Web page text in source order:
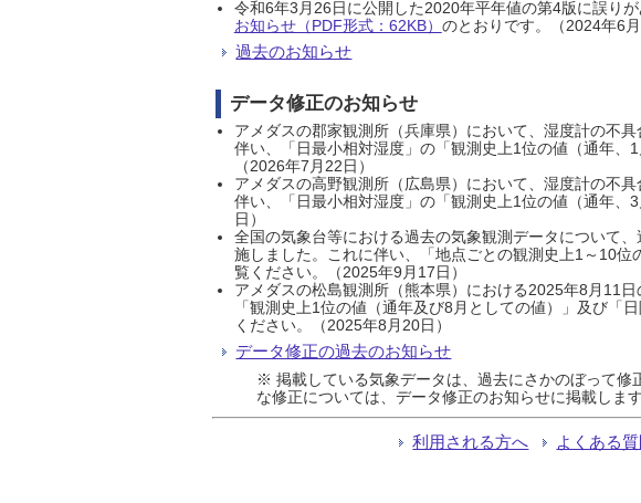
令和6年3月26日に公開した2020年平年値の第4版に誤り
お知らせ（PDF形式：62KB） のとおりです。（2024年6月
過去のお知らせ
データ修正のお知らせ
アメダスの郡家観測所（兵庫県）において、湿度計の不
伴い、「日最小相対湿度」の「観測史上1位の値（通年、
（2026年7月22日）
アメダスの高野観測所（広島県）において、湿度計の不
伴い、「日最小相対湿度」の「観測史上1位の値（通年
日）
全国の気象台等における過去の気象観測データについて
施しました。これに伴い、「地点ごとの観測史上1～10
覧ください。（2025年9月17日）
アメダスの松島観測所（熊本県）における2025年8月11
「観測史上1位の値（通年及び8月としての値）」及び「
ください。（2025年8月20日）
データ修正の過去のお知らせ
※ 掲載している気象データは、過去にさかのぼって修
な修正については、データ修正のお知らせに掲載します
利用される方へ よくある質